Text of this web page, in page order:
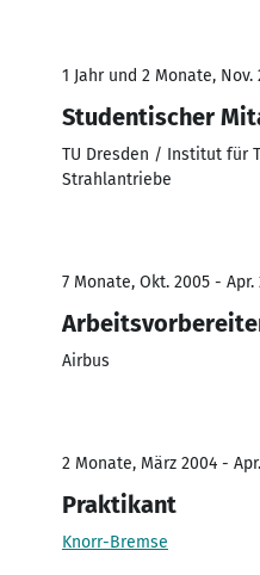
1 Jahr und 2 Monate, Nov.
Studentischer
TU Dresden / Institut für
Strahlantriebe
7 Monate, Okt. 2005 - Apr.
Airbus
2 Monate, März 2004 -
Praktikant
Knorr-Bremse